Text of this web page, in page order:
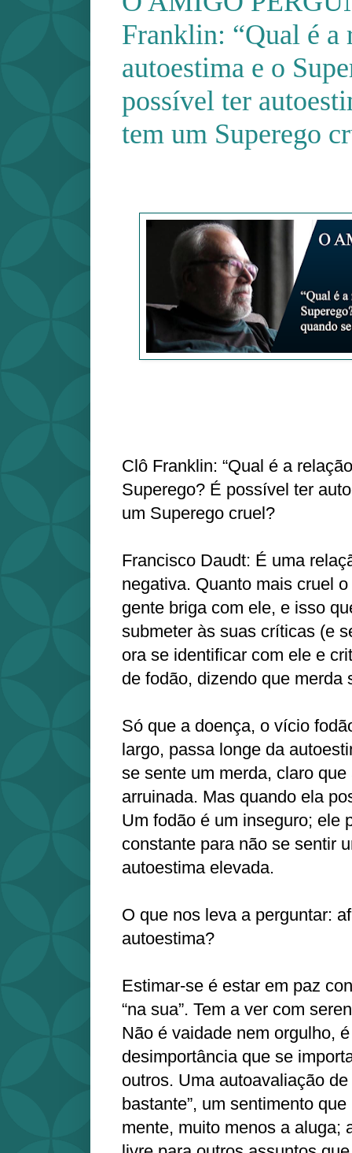
Franklin: “Qual é a
autoestima e o
possível ter
tem um Superego
Clô Franklin: “Qual é a
Superego? É possível ter
um Superego cruel?
Francisco Daudt: É uma
negativa. Quanto mais cruel
gente briga com ele, e isso
submeter às suas críticas (e
ora se identificar com ele e
de fodão, dizendo que merda
Só que a doença, o vício
largo, passa longe da
se sente um merda, claro
arruinada. Mas quando ela
Um fodão é um inseguro; ele
constante para não se sentir
autoestima elevada.
O que nos leva a perguntar:
autoestima?
Estimar-se é estar em paz
“na sua”. Tem a ver com
Não é vaidade nem orgulho,
desimportância que se
outros. Uma autoavaliação
bastante”, um sentimento
mente, muito menos a aluga;